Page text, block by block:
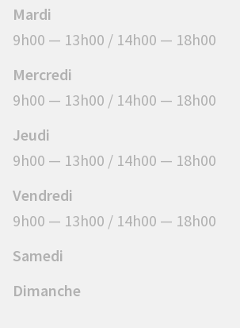
Mardi
9h00 — 13h00 / 14h00 — 18h00
Mercredi
9h00 — 13h00 / 14h00 — 18h00
Jeudi
9h00 — 13h00 / 14h00 — 18h00
Vendredi
9h00 — 13h00 / 14h00 — 18h00
Samedi
Dimanche